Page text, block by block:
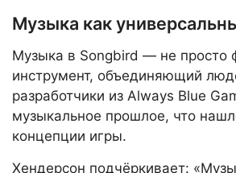
Музыка как
Музыка в Songbird — не просто
инструмент, объединяющий
разработчики из Always Blue
музыкальное прошлое, что
концепции игры.
Хендерсон подчёркивает: